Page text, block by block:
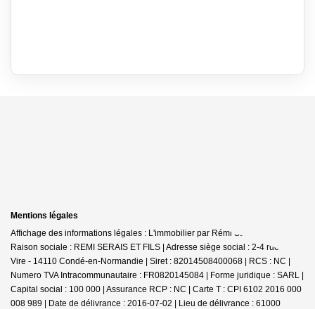
Mentions légales
Affichage des informations légales : L'immobilier par Rémi SERAIS - Condé |
Raison sociale : REMI SERAIS ET FILS | Adresse siège social : 2-4 rue de
Vire - 14110 Condé-en-Normandie | Siret : 82014508400068 | RCS : NC |
Numero TVA Intracommunautaire : FR0820145084 | Forme juridique : SARL |
Capital social : 100 000 | Assurance RCP : NC | Carte T : CPI 6102 2016 000
008 989 | Date de délivrance : 2016-07-02 | Lieu de délivrance : 61000